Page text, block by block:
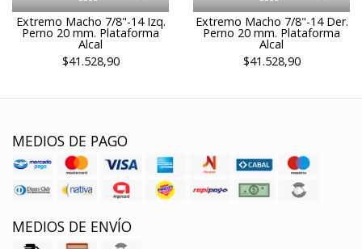
Extremo Macho 7/8"-14 Izq.
Perno 20 mm. Plataforma
Alcal
$41.528,90
Extremo Macho 7/8"-14 Der.
Perno 20 mm. Plataforma
Alcal
$41.528,90
MEDIOS DE PAGO
MEDIOS DE ENVÍO